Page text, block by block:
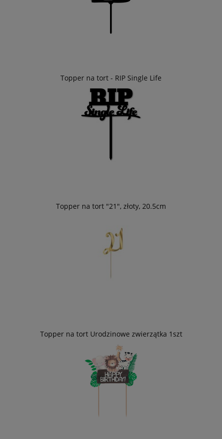
Topper na tort - RIP Single Life
Topper na tort "21", złoty, 20.5cm
Topper na tort Urodzinowe zwierzątka 1szt